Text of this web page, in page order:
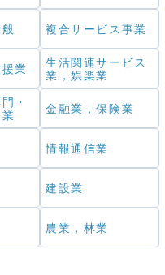
複合サービス事業
業
生活関連サービス
業，娯楽業
・
金融業，保険業
情報通信業
建設業
農業，林業